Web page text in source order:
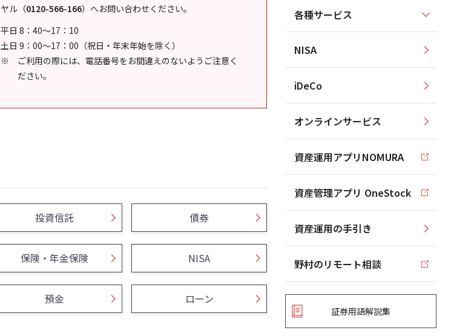
ヤル （0120-566-166） へお問い合わせください。
平日 8：40～17：10
土日 9：00～17：00（祝日・年末年始を除く）
ご利用の際には、電話番号をお間違えのないようご注意く
ださい。
投資信託 債券
保険・年金保険 NISA
預金 ローン
各種サービス
NISA
iDeCo
オンラインサービス
資産運用アプリNOMURA
資産管理アプリ OneStock
資産運用の手引き
野村のリモート相談
証券用語解説集